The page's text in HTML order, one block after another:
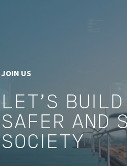
JOIN US
LET'S BUILD
SAFER AND
SOCIETY